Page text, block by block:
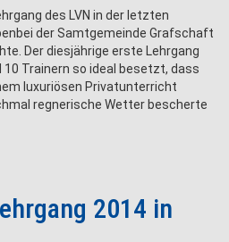
des LVN in der letzten
der Samtgemeinde Grafschaft
Der diesjährige erste Lehrgang
Trainern so ideal besetzt, dass
luxuriösen Privatunterricht
regnerische Wetter bescherte
2014 in